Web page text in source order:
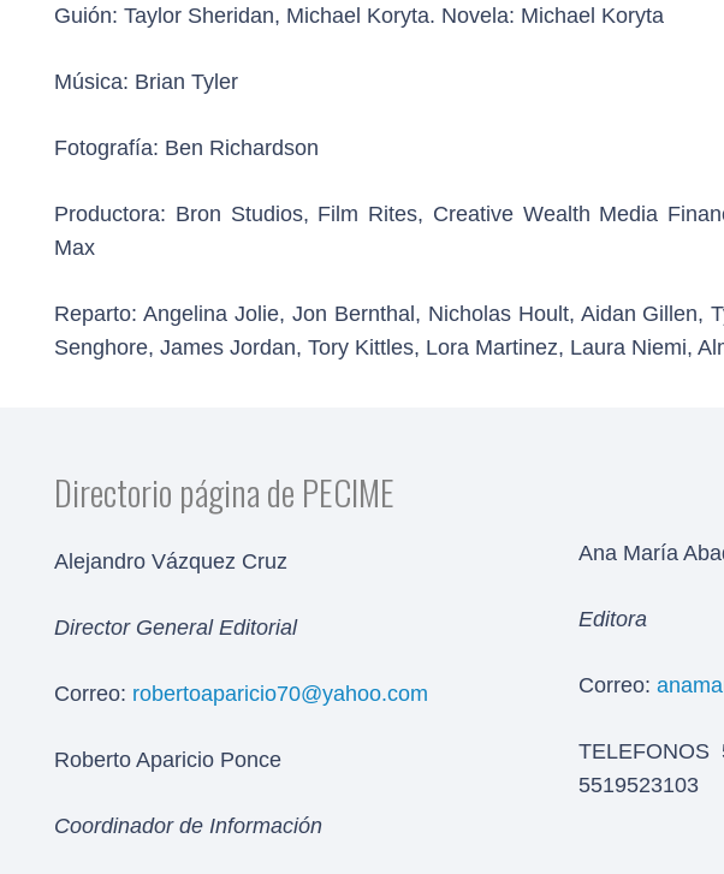
Guión: Taylor Sheridan, Michael Koryta. Novela: Michael Koryta
Música: Brian Tyler
Fotografía: Ben Richardson
Productora: Bron Studios, Film Rites, Creative Wealth Media
Max
Reparto: Angelina Jolie, Jon Bernthal, Nicholas Hoult, Aidan Gillen,
Senghore, James Jordan, Tory Kittles, Lora Martinez, Laura Niemi,
Directorio página de PECIME
Alejandro Vázquez Cruz
Director General Editorial
Correo: robertoaparicio70@yahoo.com
Roberto Aparicio Ponce
Coordinador de Información
Ana María
Editora
Correo:
TELEFONOS
5519523103